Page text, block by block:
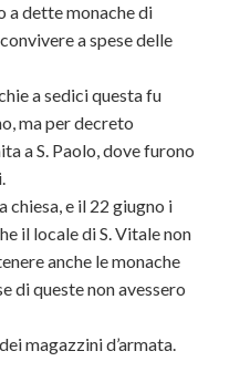
a dette monache di
a spese delle
a sedici questa fu
ma per decreto
a S. Paolo, dove furono
chiesa, e il 22 giugno i
il locale di S. Vitale non
anche le monache
di queste non avessero
magazzini d’armata.